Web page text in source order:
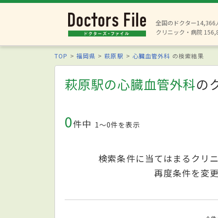
全国のドクター14,366
クリニック・病院
TOP 福岡県 萩原駅 心臓血管外科 の検索結果
萩原駅の心臓血管外科の
0件中 1〜0件を表示
検索条件に当てはまるクリ
再度条件を変